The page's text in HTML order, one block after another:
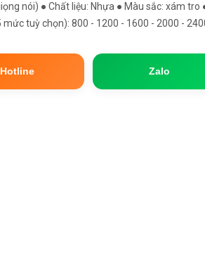
nói) ● Chất liệu: Nhựa ● Màu sắc: xám tro
tuỳ chọn): 800 - 1200 - 1600 - 2000 - 2400
Hotline Zalo